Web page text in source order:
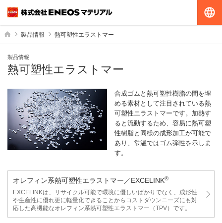
ホーム製品情報 熱可塑性エラストマー
製品情報
熱可塑性エラストマー
合成ゴムと熱可塑性樹脂の間を埋
める素材として注目されている熱
可塑性エラストマーです。加熱す
ると流動するため、容易に熱可塑
性樹脂と同様の成形加工が可能で
あり、常温ではゴム弾性を示しま
す。
オレフィン系熱可塑性エラストマー／EXCELINK®
EXCELINKは、リサイクル可能で環境に優しいばかりでなく、成形性
や生産性に優れ更に軽量化できることからコストダウンニーズにも対
応した高機能なオレフィン系熱可塑性エラストマー（TPV）です。